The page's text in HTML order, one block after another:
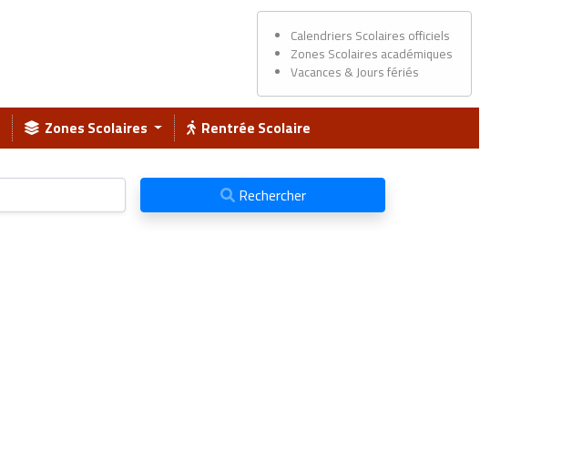
Calendriers Scolaires officiels
Zones Scolaires académiques
Vacances & Jours fériés
Zones Scolaires Rentrée Scolaire
Rechercher